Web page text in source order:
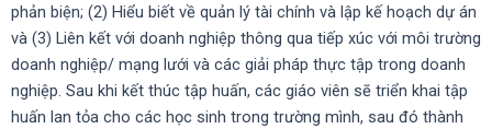
phản biện; (2) Hiểu biết về quản lý tài chính và lập kế hoạch dự án
và (3) Liên kết với doanh nghiệp thông qua tiếp xúc với môi trường
doanh nghiệp/ mạng lưới và các giải pháp thực tập trong doanh
nghiệp. Sau khi kết thúc tập huấn, các giáo viên sẽ triển khai tập
huấn lan tỏa cho các học sinh trong trường mình, sau đó thành